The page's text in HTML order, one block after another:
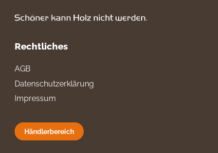
Rechtliches
AGB
Datenschutzerklärung
Impressum
Händlerbereich